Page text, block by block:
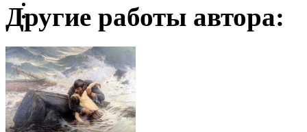
Другие работы автора: